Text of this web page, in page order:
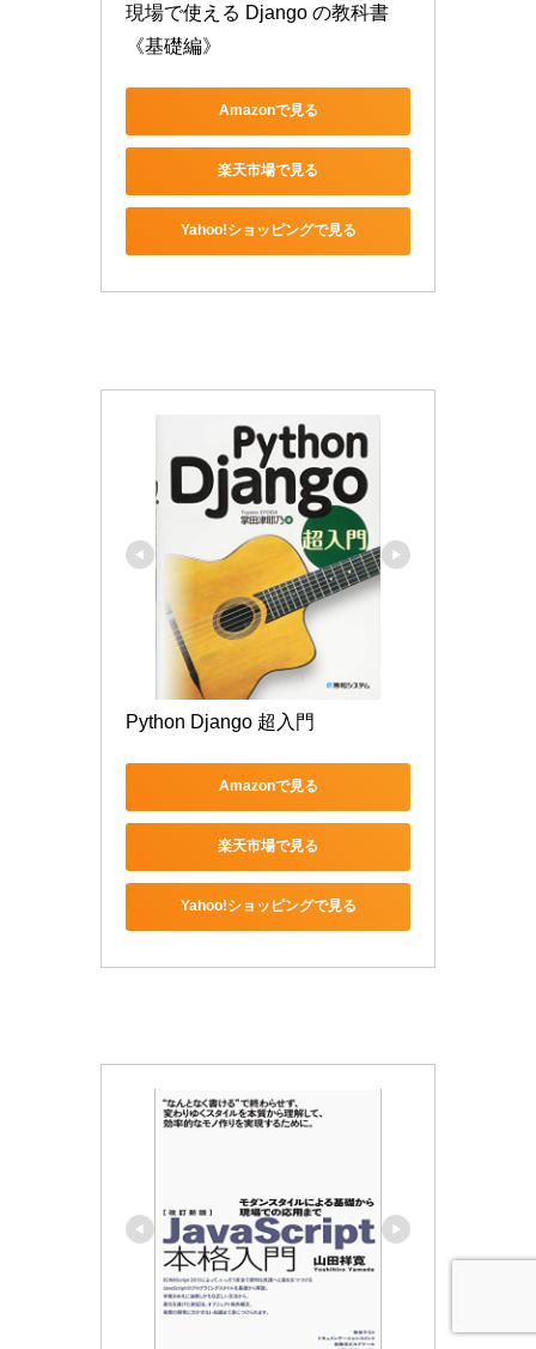
現場で使える Django の教科書
《基礎編》
Amazonで見る
楽天市場で見る
Yahoo!ショッピングで見る
Python Django 超入門
Amazonで見る
楽天市場で見る
Yahoo!ショッピングで見る